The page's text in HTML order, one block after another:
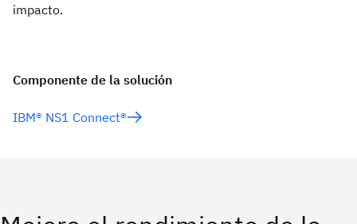
impacto.
Componente de la solución
IBM® NS1 Connect®